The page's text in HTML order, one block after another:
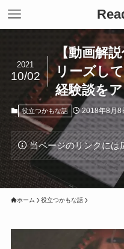
【動画解
リーズし
経験談を
2021
10/02
役立つかもな話 2018年8月8
当ページのリンクには
ホーム 役立つかもな話